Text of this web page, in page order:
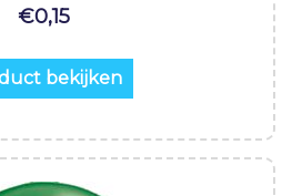
€0,15
bekijken